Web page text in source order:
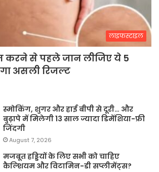
लाइफस्टाइल
से पहले जान लीजिए ये 5
असली रिजल्ट
स्मोकिंग, शुगर और हाई बीपी से दूरी… और
बुढ़ापे में मिलेगी 13 साल ज्यादा डिमेंशिया-फ्री
जिंदगी
August 7, 2026
मजबूत हड्डियों के लिए सभी को चाहिए
कैल्शियम और विटामिन-डी सप्लीमेंट्स?